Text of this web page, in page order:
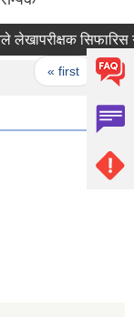
सिफारिस
« first ‹